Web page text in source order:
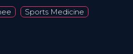
Sports Medicine